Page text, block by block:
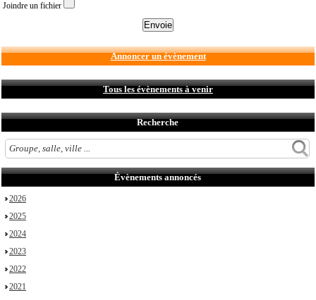
Joindre un fichier
Annoncer un évènement
Tous les évènements à venir
Recherche
Évènements annoncés
2026
2025
2024
2023
2022
2021